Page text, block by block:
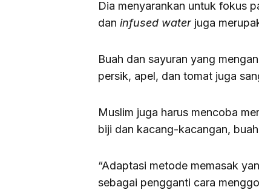
Dia menyarankan untuk fokus
dan infused waterjuga
Buah dan sayuran yang
persik, apel, dan tomat juga
Muslim juga harus mencoba
biji dan kacang-kacangan,
“Adaptasi metode memasak
sebagai pengganti cara